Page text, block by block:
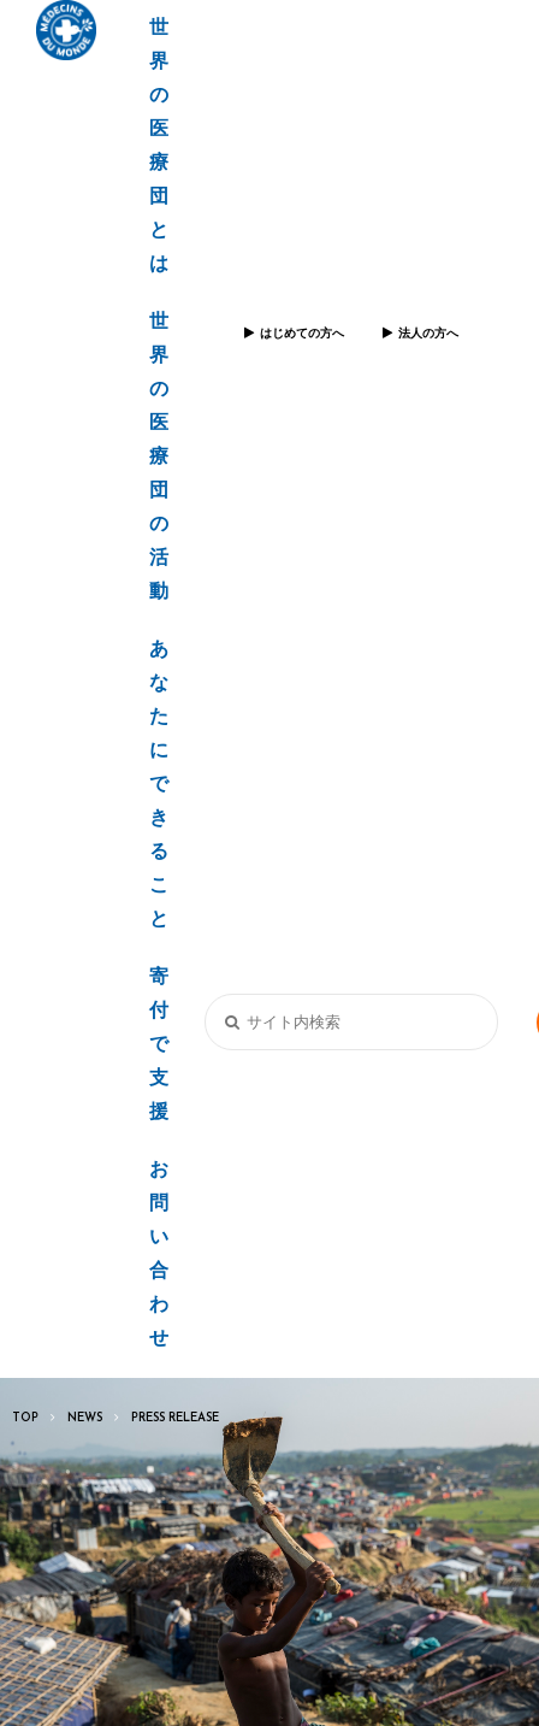
世
界
の
医
療
団
と
は
世
界
の
医
療
団
の
活
動
あ
な
た
に
で
き
る
こ
と
寄
付
で
支
援
お
問
い
合
わ
せ
はじめての方へ 法人の方へ
TOP NEWS PRESS RELEASE